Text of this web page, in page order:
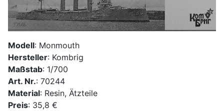
Modell: Monmouth
Hersteller: Kombrig
Maßstab: 1/700
Art. Nr.: 70244
Material: Resin, Ätzteile
Preis: 35,8 €